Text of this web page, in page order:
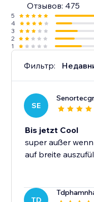
Отзывов: 475
5
4
3
2
1
Фильтр:
SE
Bis jetzt Cool
super außer
auf breite
TD